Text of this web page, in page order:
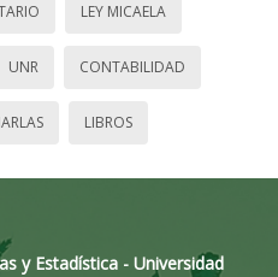
LEY MICAELA
UNR CONTABILIDAD
LIBROS
y Estadística - Universidad